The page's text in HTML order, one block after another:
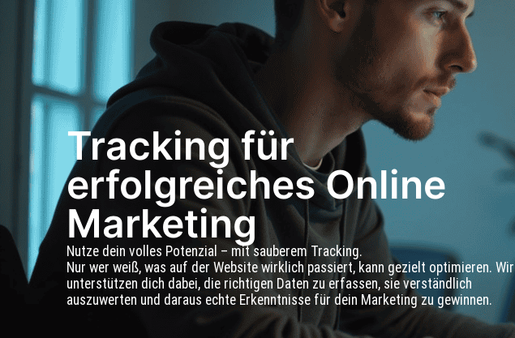
Solution-Work
Tracking für
erfolgreiches Online
Marketing
Nutze dein volles Potenzial – mit sauberem Tracking.
Nur wer weiß, was auf der Website wirklich passiert, kann gezielt optimieren. Wir
unterstützen dich dabei, die richtigen Daten zu erfassen, sie verständlich
auszuwerten und daraus echte Erkenntnisse für dein Marketing zu gewinnen.